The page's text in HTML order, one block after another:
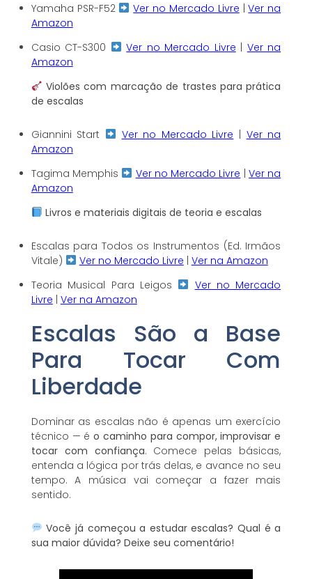
Yamaha PSR-F52 Ver no Mercado Livre |Ver na
Amazon
Casio CT-S300
Ver no Mercado Livre | Ver na
Amazon
Violões com marcação de trastes para prática
de escalas
Giannini Start Ver no Mercado Livre | Ver na
Amazon
Tagima Memphis
Ver no Mercado Livre | Ver na
Amazon
Livros e materiais digitais de teoria e escalas
Escalas para Todos os Instrumentos (Ed. Irmãos
Vitale)
Ver no Mercado Livre | Ver na Amazon
Teoria Musical Para Leigos
Ver no Mercado
Livre | Ver na Amazon
Escalas São a Base
Para Tocar Com
Liberdade
Dominar as escalas não é apenas um exercício
técnico — éo caminho para compor, improvisar e
tocar com confiança. Comece pelas básicas,
entenda a lógica por trás delas, e avance no seu
tempo. A música vai começar a fazer mais
sentido.
Você já começou a estudar escalas? Qual é a
sua maior dúvida? Deixe seu comentário!